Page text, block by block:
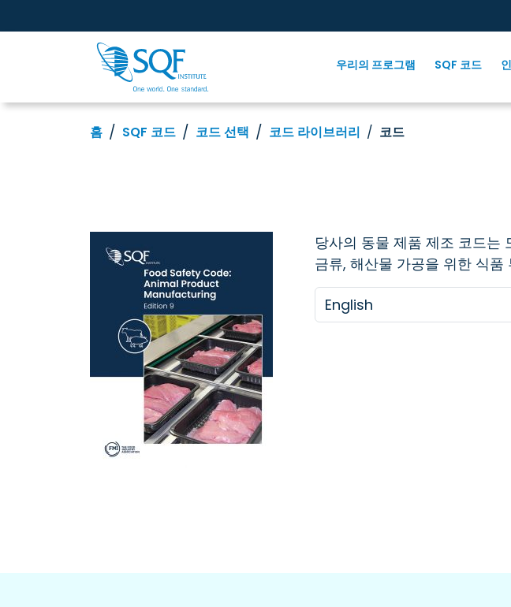
우리의 프로그램 SQF 코드
홈 SQF 코드 코드 선택 코드 라이브러리 코드
당사의 동물 제품 제조 코드는
금류, 해산물 가공을 위한 식